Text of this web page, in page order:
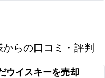
らの口コミ・評判
ウイスキーを売却